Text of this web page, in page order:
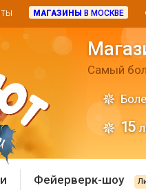
МАГАЗИНЫ В МОСКВЕ
Самый
15
Фейерверк-шоу